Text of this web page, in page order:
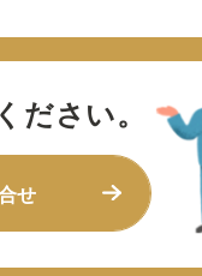
ださい。
せ